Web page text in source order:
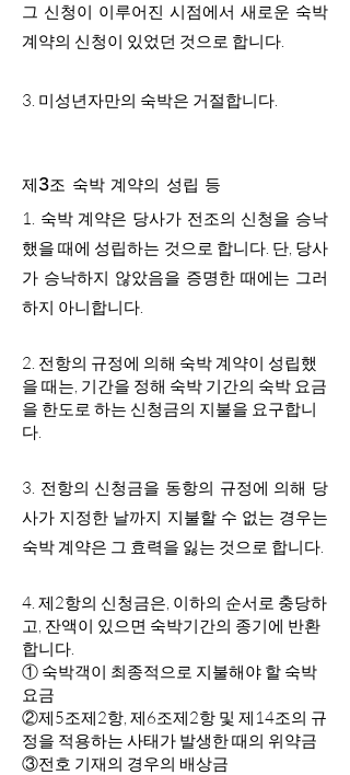
그 신청이 이루어진 시점에서 새로운 숙박
계약의 신청이 있었던 것으로 합니다.
3. 미성년자만의 숙박은 거절합니다.
제3조 숙박 계약의 성립 등
1. 숙박 계약은 당사가 전조의 신청을 승낙
했을 때에 성립하는 것으로 합니다. 단, 당사
가 승낙하지 않았음을 증명한 때에는 그러
하지 아니합니다.
2. 전항의 규정에 의해 숙박 계약이 성립했
을 때는, 기간을 정해 숙박 기간의 숙박 요금
을 한도로 하는 신청금의 지불을 요구합니
다.
3. 전항의 신청금을 동항의 규정에 의해 당
사가 지정한 날까지 지불할 수 없는 경우는
숙박 계약은 그 효력을 잃는 것으로 합니다.
4. 제2항의 신청금은, 이하의 순서로 충당하
고, 잔액이 있으면 숙박기간의 종기에 반환
합니다.
① 숙박객이 최종적으로 지불해야 할 숙박
요금
②제5조제2항, 제6조제2항 및 제14조의 규
정을 적용하는 사태가 발생한 때의 위약금
③전호 기재의 경우의 배상금